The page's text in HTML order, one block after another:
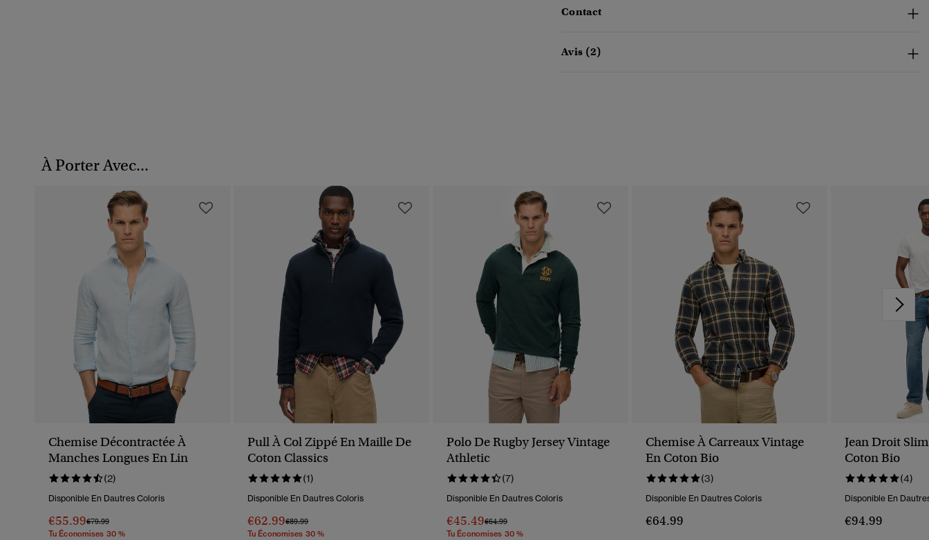
Contact
Avis (2)
À Porter Avec...
Chemise Décontractée À
Manches Longues En Lin
(2)
Disponible En Dautres Coloris
€55.99Prix Réduit De
€79.99À
Tu Économises 30 %
Pull À Col Zippé En Maille De
Coton Classics
(1)
Disponible En Dautres Coloris
€62.99Prix Réduit De
€89.99À
Tu Économises 30 %
Polo De Rugby Jersey Vintage
Athletic
(7)
Disponible En Dautres Coloris
€45.49Prix Réduit De
€64.99À
Tu Économises 30 %
Chemise À Carreaux Vintage
En Coton Bio
(3)
Disponible En Dautres Coloris
€64.99
Jean Droit
Coton Bio
(4)
Disponible En
€94.99